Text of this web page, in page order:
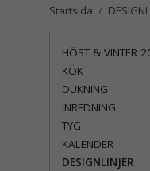
Startsida /
HÖST & VINTER
KÖK
DUKNING
INREDNING
TYG
KALENDER
DESIGNLINJER